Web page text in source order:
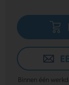
Binnen één